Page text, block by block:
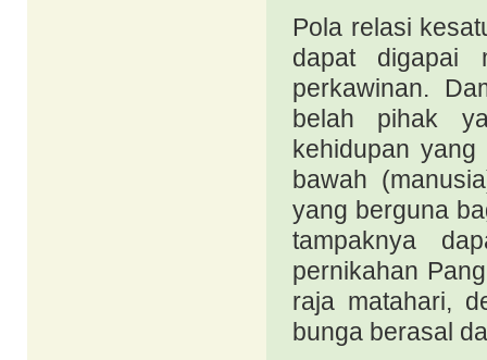
Pola relasi
dapat digapai
perkawinan.
belah pihak
kehidupan
bawah
yang berguna
tampaknya
pernikahan
raja matahari,
bunga berasal